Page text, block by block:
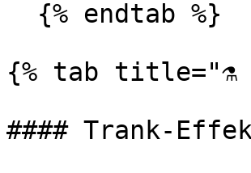
{% tab title="⚗️
#### Trank-